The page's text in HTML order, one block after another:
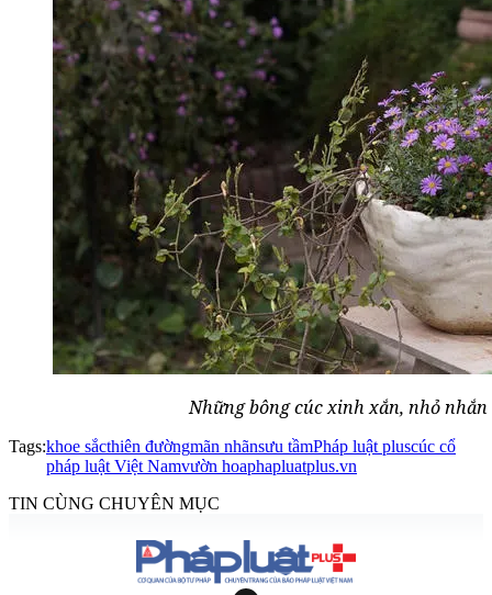
Những bông cúc xinh xắn, nhỏ nhắn
Tags:khoe sắcthiên đườngmãn nhãnsưu tầmPháp luật pluscúc cổ
pháp luật Việt Namvườn hoaphapluatplus.vn
TIN CÙNG CHUYÊN MỤC